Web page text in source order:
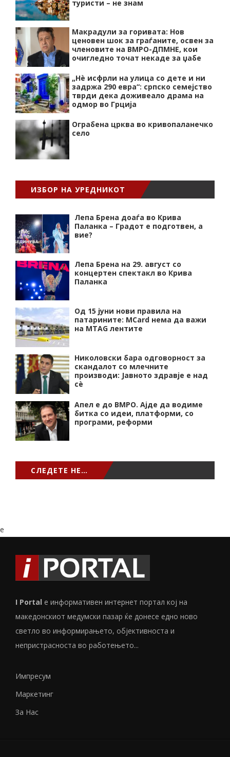
туристи – не знам
Макрадули за горивата: Нов
ценовен шок за граѓаните, освен за
членовите на ВМРО-ДПМНЕ, кои
очигледно точат некаде за џабе
„Нѐ исфрли на улица со дете и ни
задржа 290 евра“: српско семејство
тврди дека доживеало драма на
одмор во Грција
Ограбена црква во кривопаланечко
село
ИЗБОР НА УРЕДНИКОТ
Лепа Брена доаѓа во Крива
Паланка – Градот е подготвен, а
вие?
Лепа Брена на 29. август со
концертен спектакл во Крива
Паланка
Од 15 јуни нови правила на
патарините: MCard нема да важи
на MTAG лентите
Николовски бара одговорност за
скандалот со млечните
производи: Јавното здравје е над
сѐ
Апел е до ВМРО. Ајде да водиме
битка со идеи, платформи, со
програми, реформи
СЛЕДЕТЕ НЕ…
e
I Portal е информативен интернет портал кој на
македонскиот медумски пазар ќе донесе едно ново
светло во информирањето, објективноста и
непристрасноста во работењето...
Импресум
Маркетинг
За Нас